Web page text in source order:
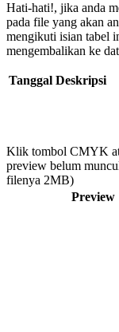
Hati-hati!, jika anda
pada file yang akan
mengikuti isian tabel
mengembalikan ke
Tanggal Deskripsi
Klik tombol CMYK
preview belum
filenya 2MB)
Preview